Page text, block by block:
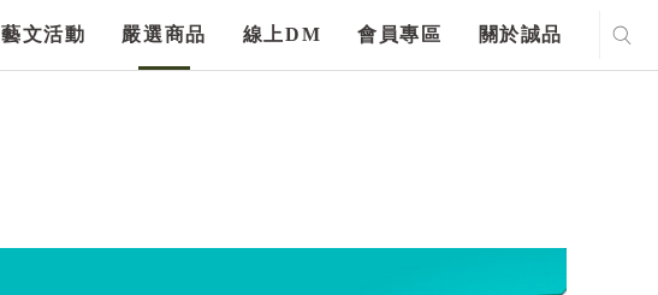
藝文活動 嚴選商品 線上DM 會員專區 關於誠品